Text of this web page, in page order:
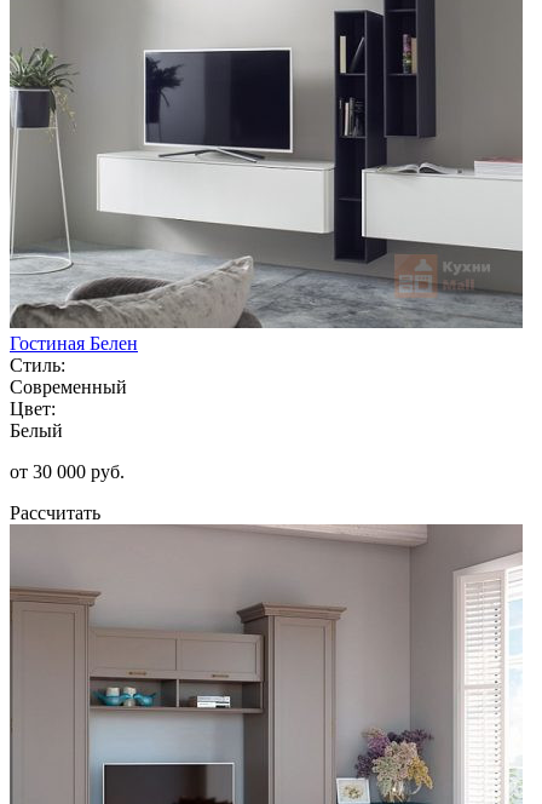
Гостиная Белен
Стиль:
Современный
Цвет:
Белый
от 30 000 руб.
Рассчитать